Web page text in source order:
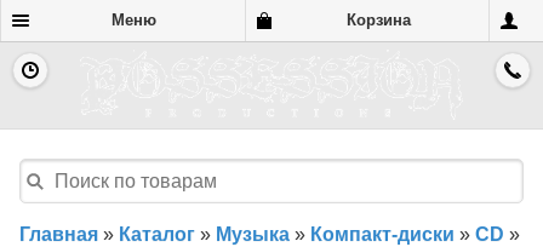
Меню Корзина
Главная » Каталог » Музыка » Компакт-диски » CD »